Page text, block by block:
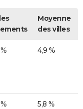
Moyenne
des villes
4,9 %
5,8 %